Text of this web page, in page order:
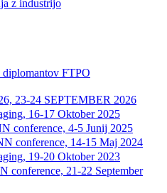
z industrijo
diplomantov FTPO
23-24 SEPTEMBER 2026
16-17 Oktober 2025
conference, 4-5 Junij 2025
conference, 14-15 Maj 2024
19-20 Oktober 2023
conference, 21-22 September